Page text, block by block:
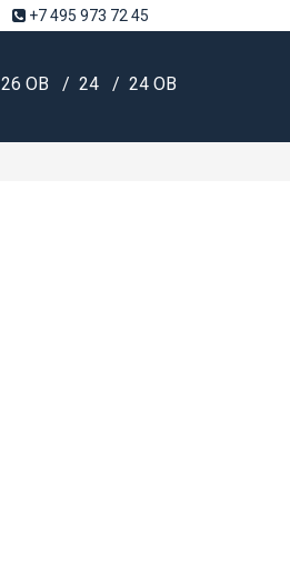
+7 495 973 72 45
26 OB 24 24 OB